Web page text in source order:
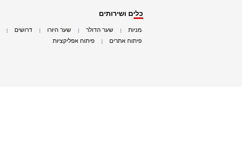
כלים ושירותים
מניות שער הדולר שער היורו דרושים
פיתוח אתרים פיתוח אפליקציות